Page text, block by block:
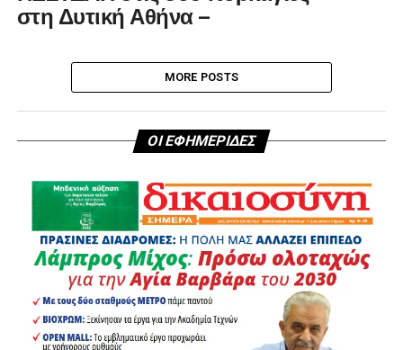
στη Δυτική Αθήνα –
MORE POSTS
ΟΙ ΕΦΗΜΕΡΙΔΕΣ